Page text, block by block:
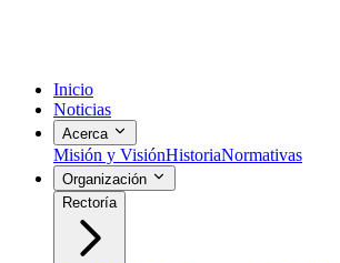
Inicio
Noticias
Acerca
Misión y VisiónHistoriaNormativas
Organización
Rectoría